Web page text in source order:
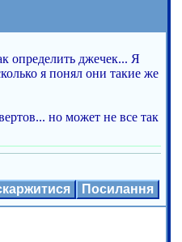
определить джечек... Я
я понял они такие же
но может не все так
Посилання